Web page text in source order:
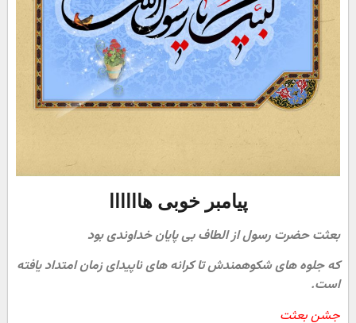
پیامبر خوبی هاااااا
بعثت حضرت رسول از الطاف بی پایان خداوندی بود
که جلوه های شکوهمندش تا کرانه های ناپیدای زمان امتداد یافته
است.
جشن بعثت